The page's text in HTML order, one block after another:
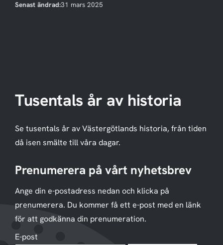
Senast ändrad:31 mars 2025
Tusentals år av historia
Se tusentals år av Västergötlands historia, från tiden
då isen smälte till våra dagar.
Prenumerera på vårt nyhetsbrev
Ange din e-postadress nedan och klicka på
prenumerera. Du kommer få ett e-post med en länk
för att godkänna din prenumeration.
E-post